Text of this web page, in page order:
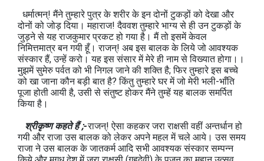
धर्मात्मन्! मैंने तुम्हारे पुत्र के शरीर के इन दोनों टुकड़ों को देखा और
दोनों को जोड़ दिया। महाराज! दैववश तुम्हारे भाग्य से ही उन टुकड़ों के
जुड़ने से यह राजकुमार प्रकट हो गया है। मैं तो इसमें केवल
निमित्तमात्र बन गयी हूँ। राजन्! अब इस बालक के लिये जो आवश्यक
संस्कार हैं, उन्हें करो। यह इस संसार में मेरे ही नाम से विख्यात होगा।।
मुझमें सुमेरु पर्वत को भी निगल जाने की शक्ति है; फिर तुम्हारे इस बच्चे
को खा जाना कौन बड़ी बात है? किंतु तुम्हारे घर में जो मेरी भली-भाँति
पूजा होती आयी है, उसी से संतुष्ट होकर मैंने तुम्हें यह बालक समर्पित
किया है।
श्रीकृष्ण कहते हैं ;-राजन्! ऐसा कहकर जरा राक्षसी वहीं अन्तर्धान हो
गयी और राजा उस बालक को लेकर अपने महल में चले आये। उस समय
राजा ने उस बालक के जातकर्म आदि सभी आवश्यक संस्कार सम्पन्न